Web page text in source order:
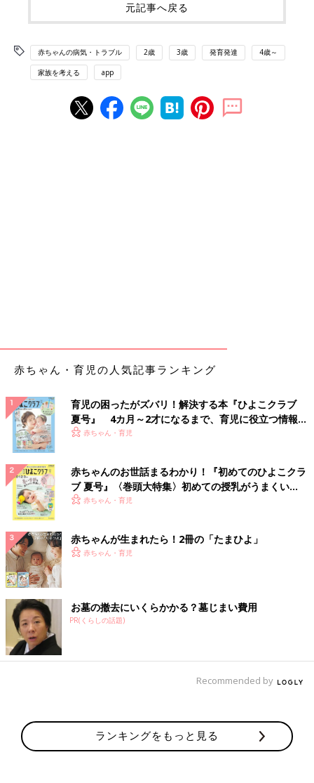
元記事へ戻る
赤ちゃんの病気・トラブル 2歳 3歳 発育発達 4歳～
家族を考える app
赤ちゃん・育児の人気記事ランキング
育児の困ったがズバリ！解決する本『ひよこクラブ
夏号』 4カ月～2才になるまで、育児に役立つ情報が
いっぱい！
赤ちゃん・育児
赤ちゃんのお世話まるわかり！『初めてのひよこクラ
ブ 夏号』〈巻頭大特集〉初めての授乳がうまくい
く！ おっぱい・ミルクの基本と夏のトラブル 解決テ
赤ちゃん・育児
赤ちゃんが生まれたら！2冊の「たまひよ」
赤ちゃん・育児
お墓の撤去にいくらかかる？墓じまい費用
PR(くらしの話題)
Recommended by
ランキングをもっと見る